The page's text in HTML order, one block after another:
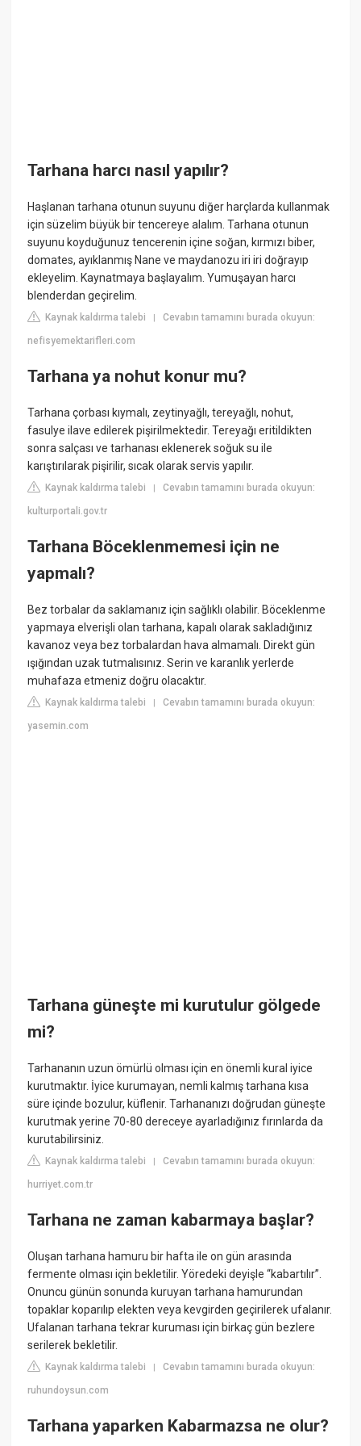
Tarhana harcı nasıl yapılır?
Haşlanan tarhana otunun suyunu diğer harçlarda kullanmak
için süzelim büyük bir tencereye alalım. Tarhana otunun
suyunu koyduğunuz tencerenin içine soğan, kırmızı biber,
domates, ayıklanmış Nane ve maydanozu iri iri doğrayıp
ekleyelim. Kaynatmaya başlayalım. Yumuşayan harcı
blenderdan geçirelim.
Kaynak kaldırma talebi |Cevabın tamamını burada okuyun:
nefisyemektarifleri.com
Tarhana ya nohut konur mu?
Tarhana çorbası kıymalı, zeytinyağlı, tereyağlı, nohut,
fasulye ilave edilerek pişirilmektedir. Tereyağı eritildikten
sonra salçası ve tarhanası eklenerek soğuk su ile
karıştırılarak pişirilir, sıcak olarak servis yapılır.
Kaynak kaldırma talebi |Cevabın tamamını burada okuyun:
kulturportali.gov.tr
Tarhana Böceklenmemesi için ne
yapmalı?
Bez torbalar da saklamanız için sağlıklı olabilir. Böceklenme
yapmaya elverişli olan tarhana, kapalı olarak sakladığınız
kavanoz veya bez torbalardan hava almamalı. Direkt gün
ışığından uzak tutmalısınız. Serin ve karanlık yerlerde
muhafaza etmeniz doğru olacaktır.
Kaynak kaldırma talebi |Cevabın tamamını burada okuyun:
yasemin.com
Tarhana güneşte mi kurutulur gölgede
mi?
Tarhananın uzun ömürlü olması için en önemli kural iyice
kurutmaktır. İyice kurumayan, nemli kalmış tarhana kısa
süre içinde bozulur, küflenir. Tarhananızı doğrudan güneşte
kurutmak yerine 70-80 dereceye ayarladığınız fırınlarda da
kurutabilirsiniz.
Kaynak kaldırma talebi |Cevabın tamamını burada okuyun:
hurriyet.com.tr
Tarhana ne zaman kabarmaya başlar?
Oluşan tarhana hamuru bir hafta ile on gün arasında
fermente olması için bekletilir. Yöredeki deyişle “kabartılır”.
Onuncu günün sonunda kuruyan tarhana hamurundan
topaklar koparılıp elekten veya kevgirden geçirilerek ufalanır.
Ufalanan tarhana tekrar kuruması için birkaç gün bezlere
serilerek bekletilir.
Kaynak kaldırma talebi |Cevabın tamamını burada okuyun:
ruhundoysun.com
Tarhana yaparken Kabarmazsa ne olur?